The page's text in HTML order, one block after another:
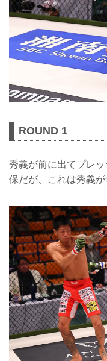
ROUND 1
秀義が前に出てプレ
保だが、これは秀義が